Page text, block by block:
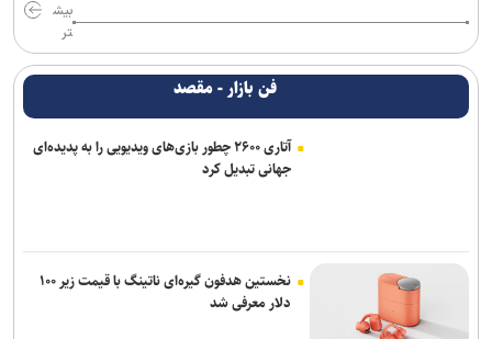
بیش
تر
فن بازار - مقصد
آتاری ۲۶۰۰ چطور بازی‌های ویدیویی را به پدیده‌ای
جهانی تبدیل کرد
نخستین هدفون گیره‌ای ناتینگ با قیمت زیر ۱۰۰
دلار معرفی شد